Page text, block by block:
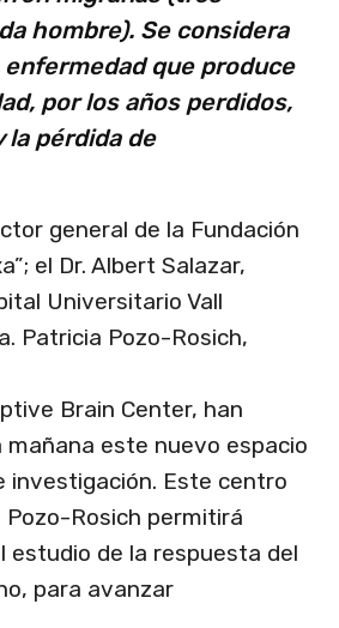
hombre). Se considera
que produce
por los años perdidos,
pérdida de
general de la Fundación
el Dr. Albert Salazar,
Universitario Vall
Patricia Pozo-Rosich,
Brain Center, han
este nuevo espacio
investigación. Este centro
Pozo-Rosich permitirá
estudio de la respuesta del
para avanzar